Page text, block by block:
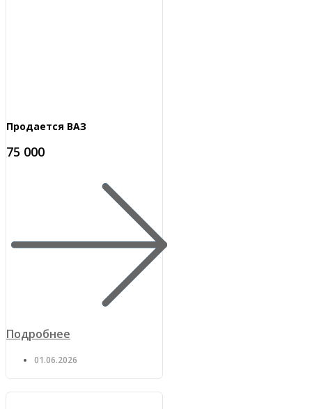
Продается ВАЗ
75 000
Подробнее
01.06.2026